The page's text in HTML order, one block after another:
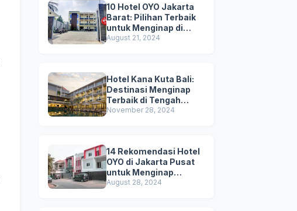
10 Hotel OYO Jakarta
Barat: Pilihan Terbaik
untuk Menginap di
Jakarta
August 21, 2024
Hotel Kana Kuta Bali:
Destinasi Menginap
Terbaik di Tengah
Keramaian Hotel di Bali
November 28, 2024
14 Rekomendasi Hotel
OYO di Jakarta Pusat
untuk Menginap
Nyaman dan
August 28, 2024